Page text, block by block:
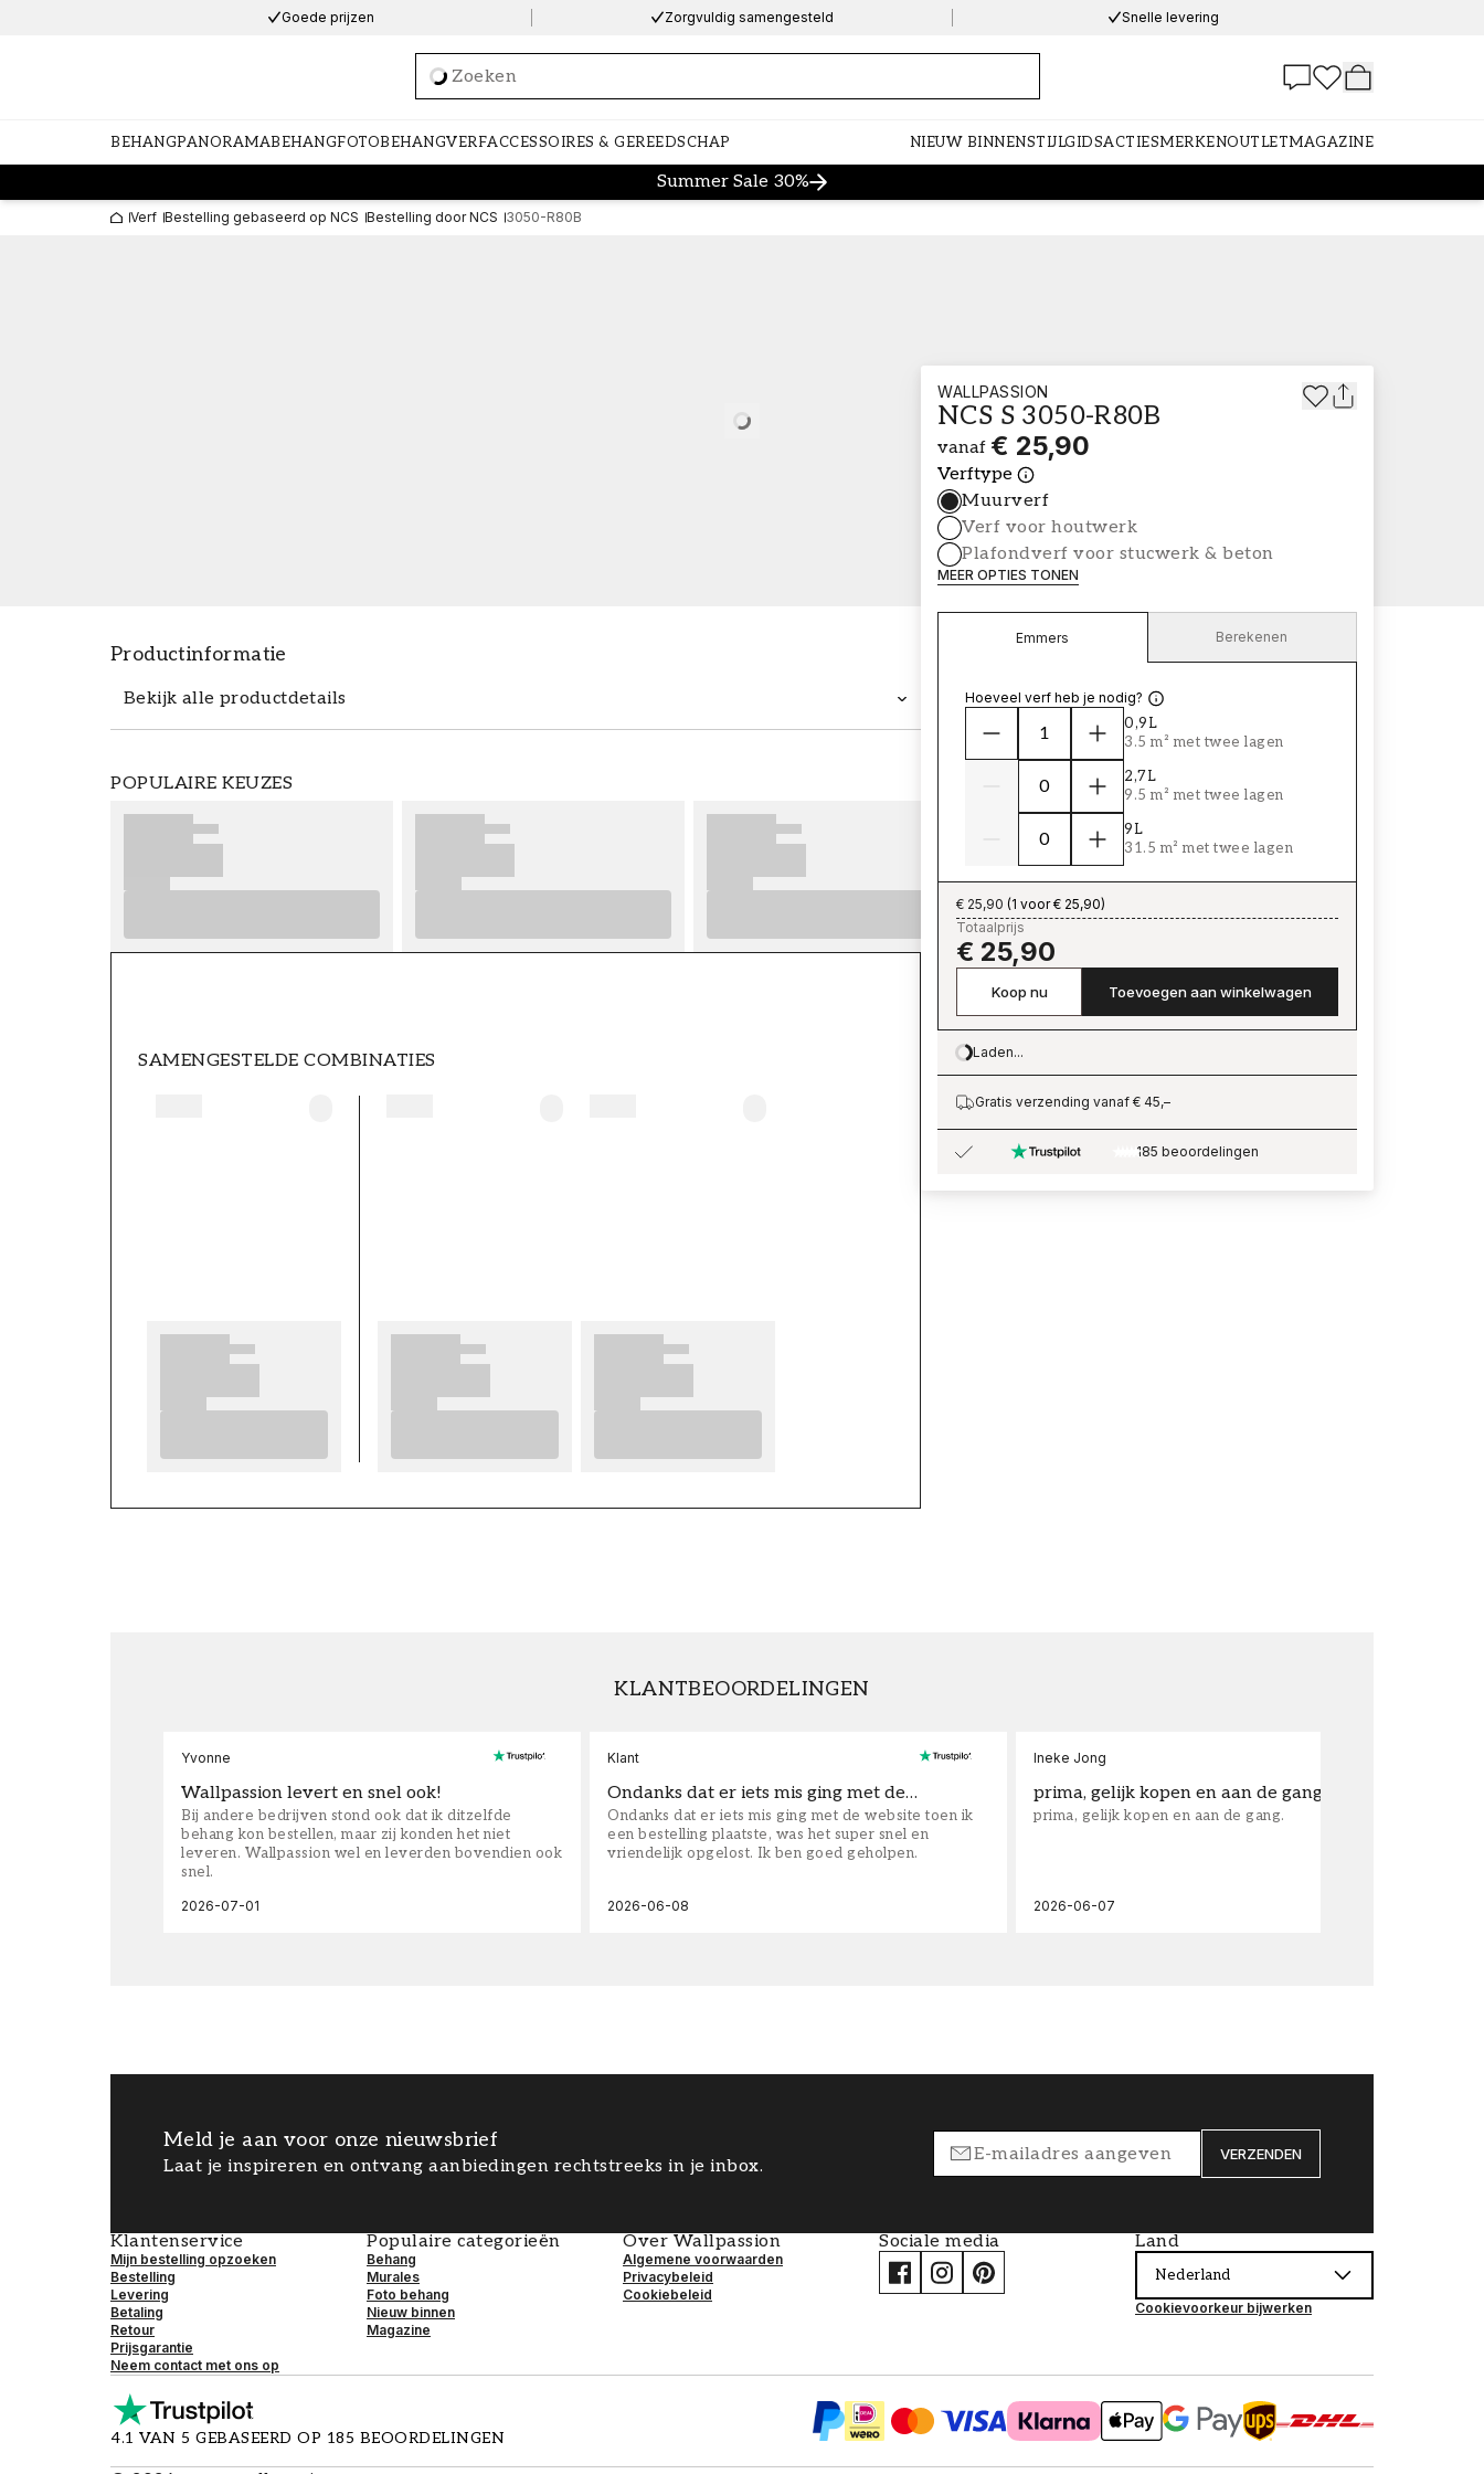
Goede prijzen Zorgvuldig samengesteld Snelle levering
Loading…
BEHANGPANORAMABEHANGFOTOBEHANGVERFACCESSOIRES & GEREEDSCHAP NIEUW BINNENSTIJLGIDSACTIESMERKENOUTLETMAGAZINE
Summer Sale 30%
Verf Bestelling gebaseerd op NCS Bestelling door NCS 3050-R80B
Loading…
Productinformatie
Bekijk alle productdetails
FT38-000-W0000
POPULAIRE KEUZES
SAMENGESTELDE COMBINATIES
WALLPASSION
NCS S 3050-R80B
vanaf € 25,90
Verftype
Muurverf
Verf voor houtwerk
Plafondverf voor stucwerk & beton
MEER OPTIES TONEN
Emmers Berekenen
Hoeveel verf heb je nodig?
0,9L
3.5 m² met twee lagen
2,7L
9.5 m² met twee lagen
9L
31.5 m² met twee lagen
€ 25,90 (1 voor € 25,90)
Totaalprijs
€ 25,90
Koop nu Toevoegen aan winkelwagen
Loading…
Laden...
Gratis verzending vanaf € 45,–
185 beoordelingen
KLANTBEOORDELINGEN
Yvonne
Wallpassion levert en snel ook!
Bij andere bedrijven stond ook dat ik ditzelfde
behang kon bestellen, maar zij konden het niet
leveren. Wallpassion wel en leverden bovendien ook
snel.
2026-07-01
Klant
Ondanks dat er iets mis ging met de…
Ondanks dat er iets mis ging met de website toen ik
een bestelling plaatste, was het super snel en
vriendelijk opgelost. Ik ben goed geholpen.
2026-06-08
Ineke Jong
prima, gelijk kopen en aan de gang.
prima, gelijk kopen en aan de gang.
2026-06-07
Meld je aan voor onze nieuwsbrief
Laat je inspireren en ontvang aanbiedingen rechtstreeks in je inbox.
VERZENDEN
Klantenservice
Mijn bestelling opzoeken
Bestelling
Levering
Betaling
Retour
Prijsgarantie
Neem contact met ons op
Populaire categorieën
Behang
Murales
Foto behang
Nieuw binnen
Magazine
Over Wallpassion
Algemene voorwaarden
Privacybeleid
Cookiebeleid
Sociale media Land
Nederland
Cookievoorkeur bijwerken
4.1 VAN 5 GEBASEERD OP 185 BEOORDELINGEN